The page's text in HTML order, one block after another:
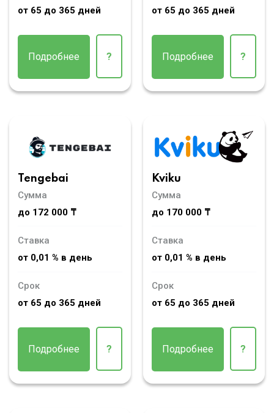
от 65 до 365 дней
Подробнее ?
от 65 до 365 дней
Подробнее ?
Tengebai
Сумма
до 172 000 ₸
Ставка
от 0,01 % в день
Срок
от 65 до 365 дней
Подробнее ?
Kviku
Сумма
до 170 000 ₸
Ставка
от 0,01 % в день
Срок
от 65 до 365 дней
Подробнее ?